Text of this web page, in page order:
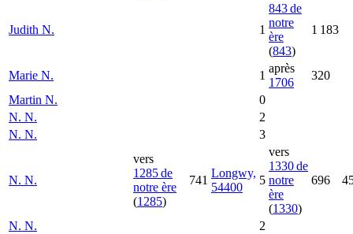
Judith N. 1
843 de
notre
ère
(843)
1 183
Marie N. 1
après
1706
320
Martin N.
0
N. N.
2
N. N. 3
N. N.
vers
1285 de
notre ère
(1285)
741
Longwy,
54400
5
vers
1330 de
notre
ère
(1330)
696
N. N. 2